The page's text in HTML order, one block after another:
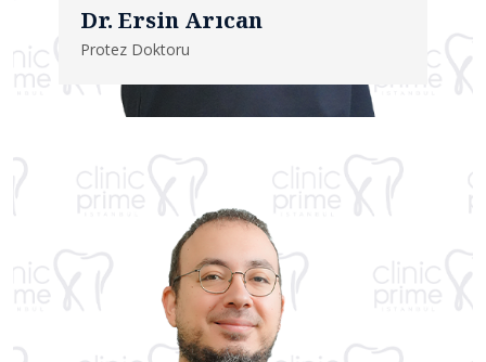
Dr. Ersin Arıcan
Protez Doktoru